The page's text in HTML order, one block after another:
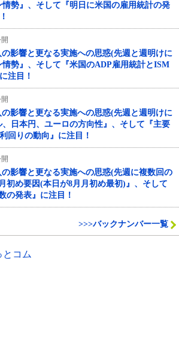
勢』、そして『明日に米国の雇用統計の発
影響と更なる実施への思惑(先週と週明けに
勢』、そして『米国のADP雇用統計とISM
注目！
影響と更なる実施への思惑(先週と週明けに
日本円、ユーロの方向性』、そして『主要
回りの動向』に注目！
影響と更なる実施への思惑(先週に複数回の
初め要因(本日が8月月初め最初)』、そして
の発表』に注目！
>>>バックナンバー一覧